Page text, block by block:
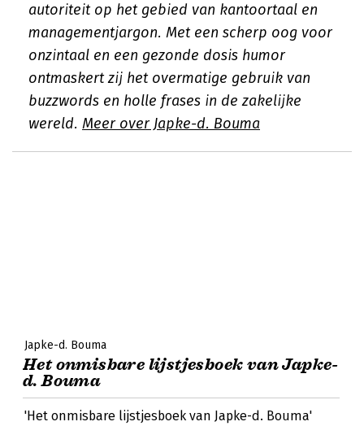
autoriteit op het gebied van kantoortaal en
managementjargon. Met een scherp oog voor
onzintaal en een gezonde dosis humor
ontmaskert zij het overmatige gebruik van
buzzwords en holle frases in de zakelijke
wereld. Meer over Japke-d. Bouma
Japke-d. Bouma
Het onmisbare lijstjesboek van Japke-
d. Bouma
'Het onmisbare lijstjesboek van Japke-d. Bouma'